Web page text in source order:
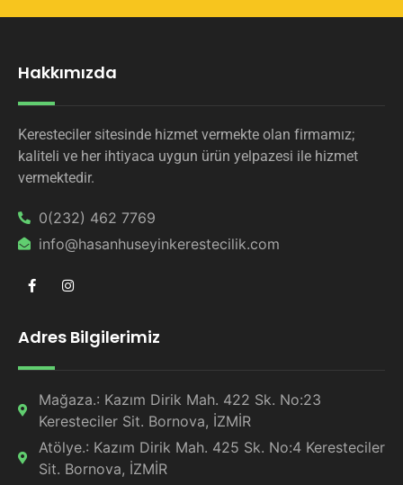
Hakkımızda
Keresteciler sitesinde hizmet vermekte olan firmamız;
kaliteli ve her ihtiyaca uygun ürün yelpazesi ile hizmet
vermektedir.
0(232) 462 7769
info@hasanhuseyinkerestecilik.com
Adres Bilgilerimiz
Mağaza.: Kazım Dirik Mah. 422 Sk. No:23
Keresteciler Sit. Bornova, İZMİR
Atölye.: Kazım Dirik Mah. 425 Sk. No:4 Keresteciler
Sit. Bornova, İZMİR